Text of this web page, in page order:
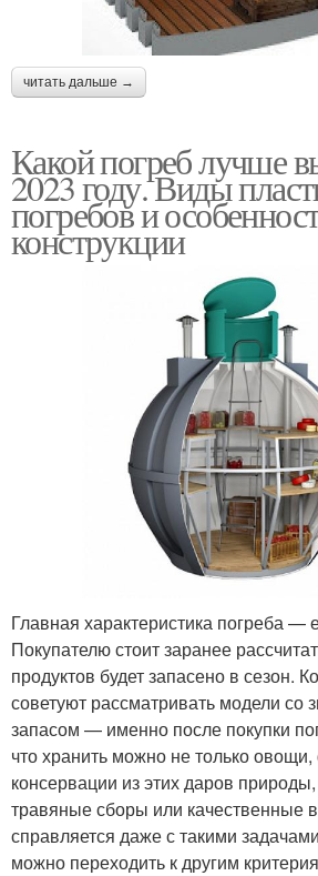
читать дальше →
Какой погреб лучше
2023 году. Виды
погребов и
конструкции
Главная характеристика погреба —
Покупателю стоит заранее
продуктов будет запасено в сезон.
советуют рассматривать модели со
запасом — именно после покупки
что хранить можно не только
консервации из этих даров
травяные сборы или качественные
справляется даже с такими
можно переходить к другим